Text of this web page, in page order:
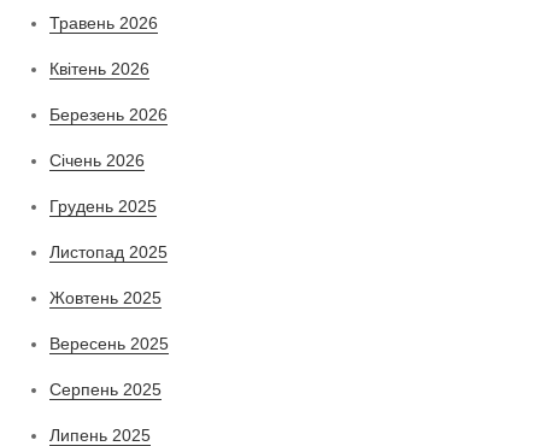
Травень 2026
Квітень 2026
Березень 2026
Січень 2026
Грудень 2025
Листопад 2025
Жовтень 2025
Вересень 2025
Серпень 2025
Липень 2025